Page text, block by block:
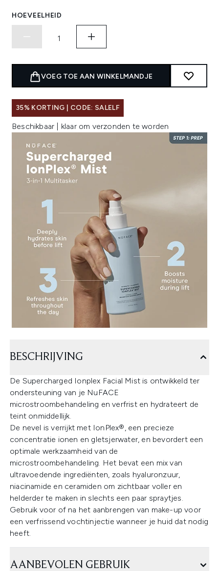
HOEVEELHEID
VOEG TOE AAN WINKELMANDJE
35% KORTING | CODE: SALELF
Beschikbaar | klaar om verzonden te worden
BESCHRIJVING
De Supercharged Ionplex Facial Mist is ontwikkeld ter
ondersteuning van je NuFACE
microstroombehandeling en verfrist en hydrateert de
teint onmiddellijk.
De nevel is verrijkt met IonPlex®, een precieze
concentratie ionen en gletsjerwater, en bevordert een
optimale werkzaamheid van de
microstroombehandeling. Het bevat een mix van
ultravoedende ingrediënten, zoals hyaluronzuur,
niacinamide en ceramiden om zichtbaar voller en
helderder te maken in slechts een paar spraytjes.
Gebruik voor of na het aanbrengen van make-up voor
een verfrissend vochtinjectie wanneer je huid dat nodig
heeft.
AANBEVOLEN GEBRUIK